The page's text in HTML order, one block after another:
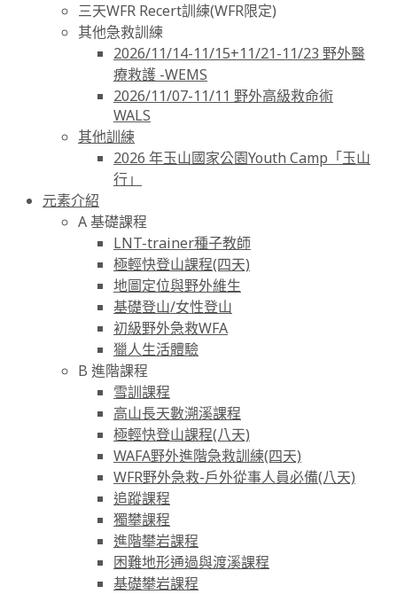
三天WFR Recert訓練(WFR限定)
其他急救訓練
2026/11/14-11/15+11/21-11/23 野外醫
療救護 -WEMS
2026/11/07-11/11 野外高級救命術
WALS
其他訓練
2026 年玉山國家公園Youth Camp「玉山
行」
元素介紹
A 基礎課程
LNT-trainer種子教師
極輕快登山課程(四天)
地圖定位與野外維生
基礎登山/女性登山
初級野外急救WFA
獵人生活體驗
B 進階課程
雪訓課程
高山長天數溯溪課程
極輕快登山課程(八天)
WAFA野外進階急救訓練(四天)
WFR野外急救-戶外從事人員必備(八天)
追蹤課程
獨攀課程
進階攀岩課程
困難地形通過與渡溪課程
基礎攀岩課程